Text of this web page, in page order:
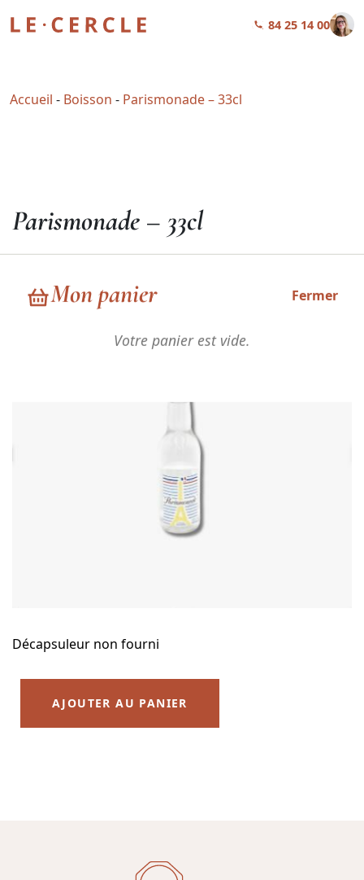
01 84 25 14 00
Mon panier Fermer
Votre panier est vide.
Accueil - Boisson - Parismonade – 33cl
Parismonade – 33cl
Décapsuleur non fourni
AJOUTER AU PANIER